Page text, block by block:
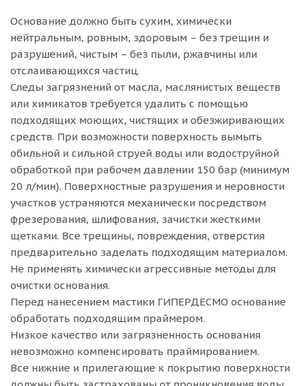
Основание должно быть сухим, химически
нейтральным, ровным, здоровым – без трещин и
разрушений, чистым – без пыли, ржавчины или
отслаивающихся частиц.
Следы загрязнений от масла, маслянистых веществ
или химикатов требуется удалить с помощью
подходящих моющих, чистящих и обезжиривающих
средств. При возможности поверхность вымыть
обильной и сильной струей воды или водоструйной
обработкой при рабочем давлении 150 бар (минимум
20 л/мин). Поверхностные разрушения и неровности
участков устраняются механически посредством
фрезерования, шлифования, зачистки жесткими
щетками. Все трещины, повреждения, отверстия
предварительно заделать подходящим материалом.
Не применять химически агрессивные методы для
очистки основания.
Перед нанесением мастики ГИПЕРДЕСМО основание
обработать подходящим праймером.
Низкое качество или загрязненность основания
невозможно компенсировать праймированием.
Все нижние и прилегающие к покрытию поверхности